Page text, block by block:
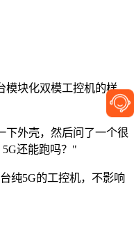
模块化双模工控机的样
下外壳，然后问了一个很
还能跑吗？"
纯5G的工控机，不影响